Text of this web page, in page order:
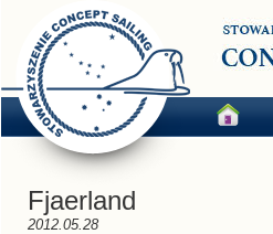
Fjaerland
2012.05.28